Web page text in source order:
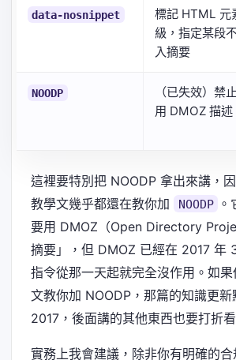
data-nosnippet
標記 HTML 元
級，指定某段
入摘要
NOODP
（已失效）禁
用 DMOZ 描述
這裡要特別把 NOODP 拿出來講，
教學文幾乎都還在教你加
NOODP
要用 DMOZ（Open Directory
摘要」，但 DMOZ 已經在 2017 年
指令從那一天起就完全沒作用。如
文教你加 NOODP，那篇的知識更新
2017，後面講的其他東西也要打折看
實務上我會建議，除非你有明確的